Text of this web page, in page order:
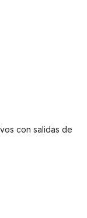
con salidas de